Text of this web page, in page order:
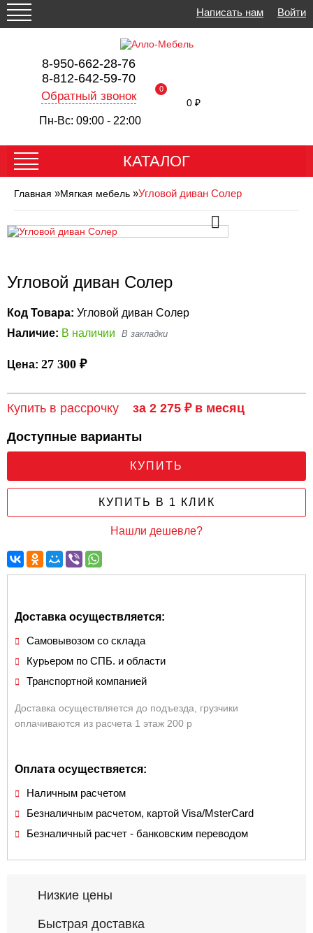
Написать нам Войти
8-950-662-28-76
8-812-642-59-70
Обратный звонок
Пн-Вс: 09:00 - 22:00
0
0 ₽
КАТАЛОГ
Главная »Мягкая мебель »Угловой диван Солер
Угловой диван Солер
Код Товара: Угловой диван Солер
Наличие: В наличии
Цена: 27 300 ₽
Купить в рассрочку за 2 275 ₽ в месяц
Доступные варианты
КУПИТЬ
КУПИТЬ В 1 КЛИК
Нашли дешевле?
Доставка осуществляется:
Самовывозом со склада
Курьером по СПБ. и области
Транспортной компанией
Доставка осуществляется до подъезда, грузчики
оплачиваются из расчета 1 этаж 200 р
Оплата осуществяется:
Наличным расчетом
Безналичным расчетом, картой Visa/MsterCard
Безналичный расчет - банковским переводом
Низкие цены
Быстрая доставка